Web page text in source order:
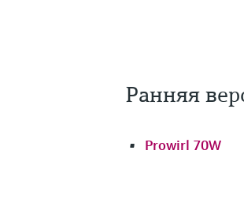
Ранняя
Prowirl 70W